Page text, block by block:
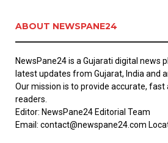
ABOUT NEWSPANE24
NewsPane24 is a Gujarati digital news
latest updates from Gujarat, India and
Our mission is to provide accurate,
readers.
Editor: NewsPane24 Editorial Team
Email: contact@newspane24.com